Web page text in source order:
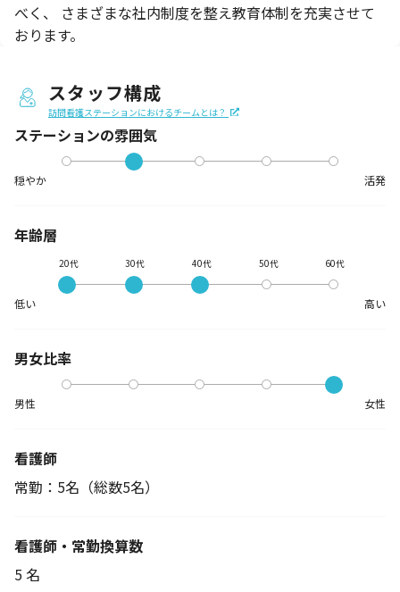
べく、 さまざまな社内制度を整え教育体制を充実させて
おります。
スタッフ構成
訪問看護ステーションにおけるチームとは？
ステーションの雰囲気
穏やか 活発
年齢層
低い
20代 30代 40代 50代 60代
高い
男女比率
男性 女性
看護師
常勤：5名 （総数5名）
看護師・常勤換算数
5 名